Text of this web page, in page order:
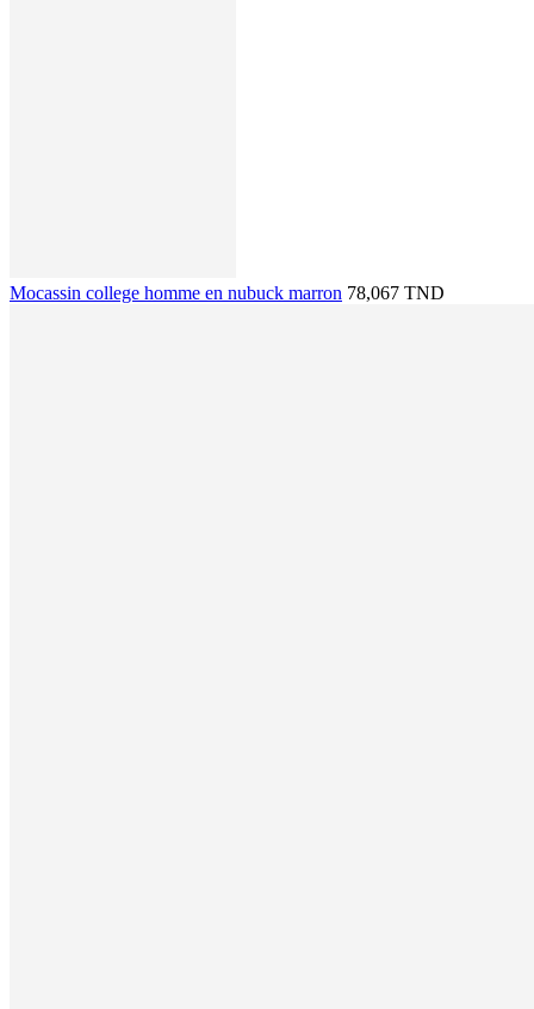
Mocassin college homme en nubuck marron 78,067 TND